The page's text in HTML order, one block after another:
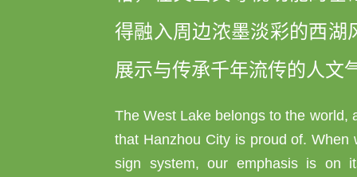
得融入周边浓墨淡彩的西湖
展示与传承千年流传的人文
The West Lake belongs to the world,
that Hanzhou City is proud of. When
sign system, our emphasis is on